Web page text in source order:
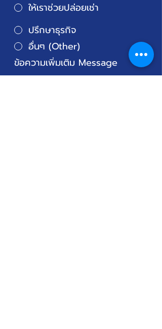
ให้เราช่วยปล่อยเช่า
ปรึกษาธุรกิจ
อื่นๆ (Other)
ข้อความเพิ่มเติม Message